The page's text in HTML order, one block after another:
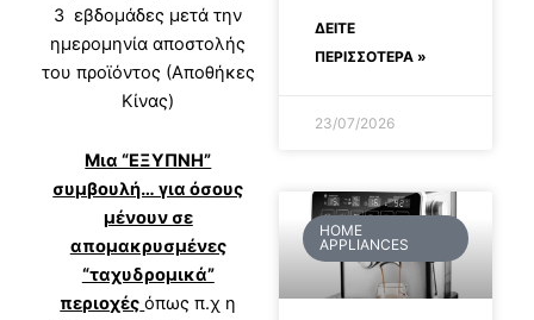
3 εβδομάδες μετά την
ημερομηνία αποστολής
του προϊόντος (Αποθήκες
Κίνας)
Μια “ΕΞΥΠΝΗ”
συμβουλή… για όσους
μένουν σε
απομακρυσμένες
“ταχυδρομικά”
περιοχές όπως π.χ η
ΔΕΊΤΕ
ΠΕΡΙΣΣΟΤΕΡΑ »
23/07/2026
HOME
APPLIANCES